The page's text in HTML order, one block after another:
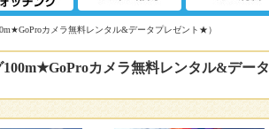
カメラ無料レンタル&データプレゼント★）
カメラ無料レンタル&データ